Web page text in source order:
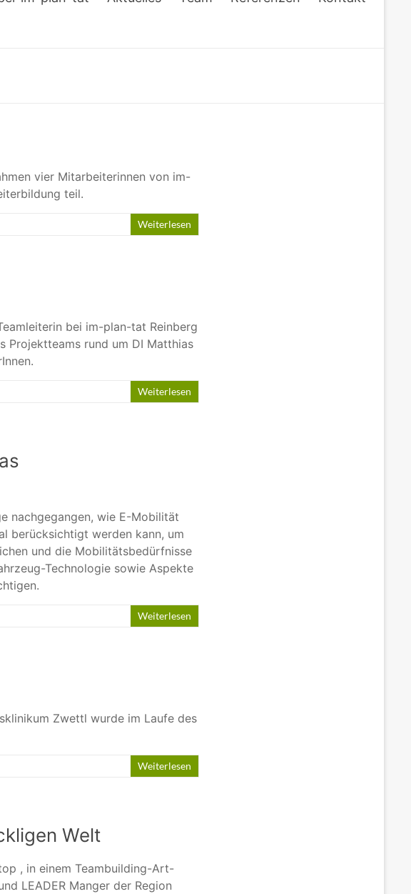
vier Mitarbeiterinnen von im-
teil.
Weiterlesen
bei im-plan-tat Reinberg
Projektteams rund um DI Matthias
Weiterlesen
nachgegangen, wie E-Mobilität
berücksichtigt werden kann, um
und die Mobilitätsbedürfnisse
Technologie sowie Aspekte
Weiterlesen
Zwettl wurde im Laufe des
Weiterlesen
Welt
, in einem Teambuilding-Art-
LEADER Manger der Region